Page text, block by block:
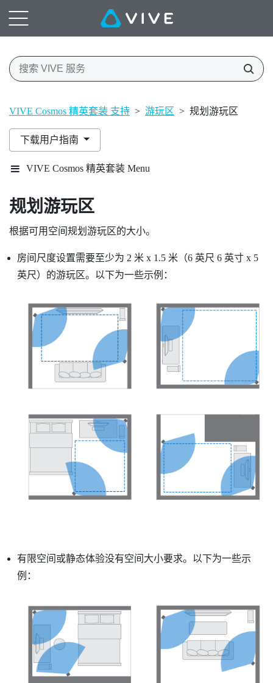
VIVE Cosmos 精英套装 支持 > 游玩区 > 规划游玩区
下载用户指南
VIVE Cosmos 精英套装 Menu
规划游玩区
根据可用空间规划游玩区的大小。
房间尺度设置需要至少为 2 米 x 1.5 米（6 英尺 6 英寸 x 5
英尺）的游玩区。以下为一些示例：
有限空间或静态体验没有空间大小要求。以下为一些示
例：